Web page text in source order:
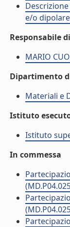
e/o
Responsabile di
MARIO
Dipartimento
Materiali e
Istituto
Istituto
In commessa